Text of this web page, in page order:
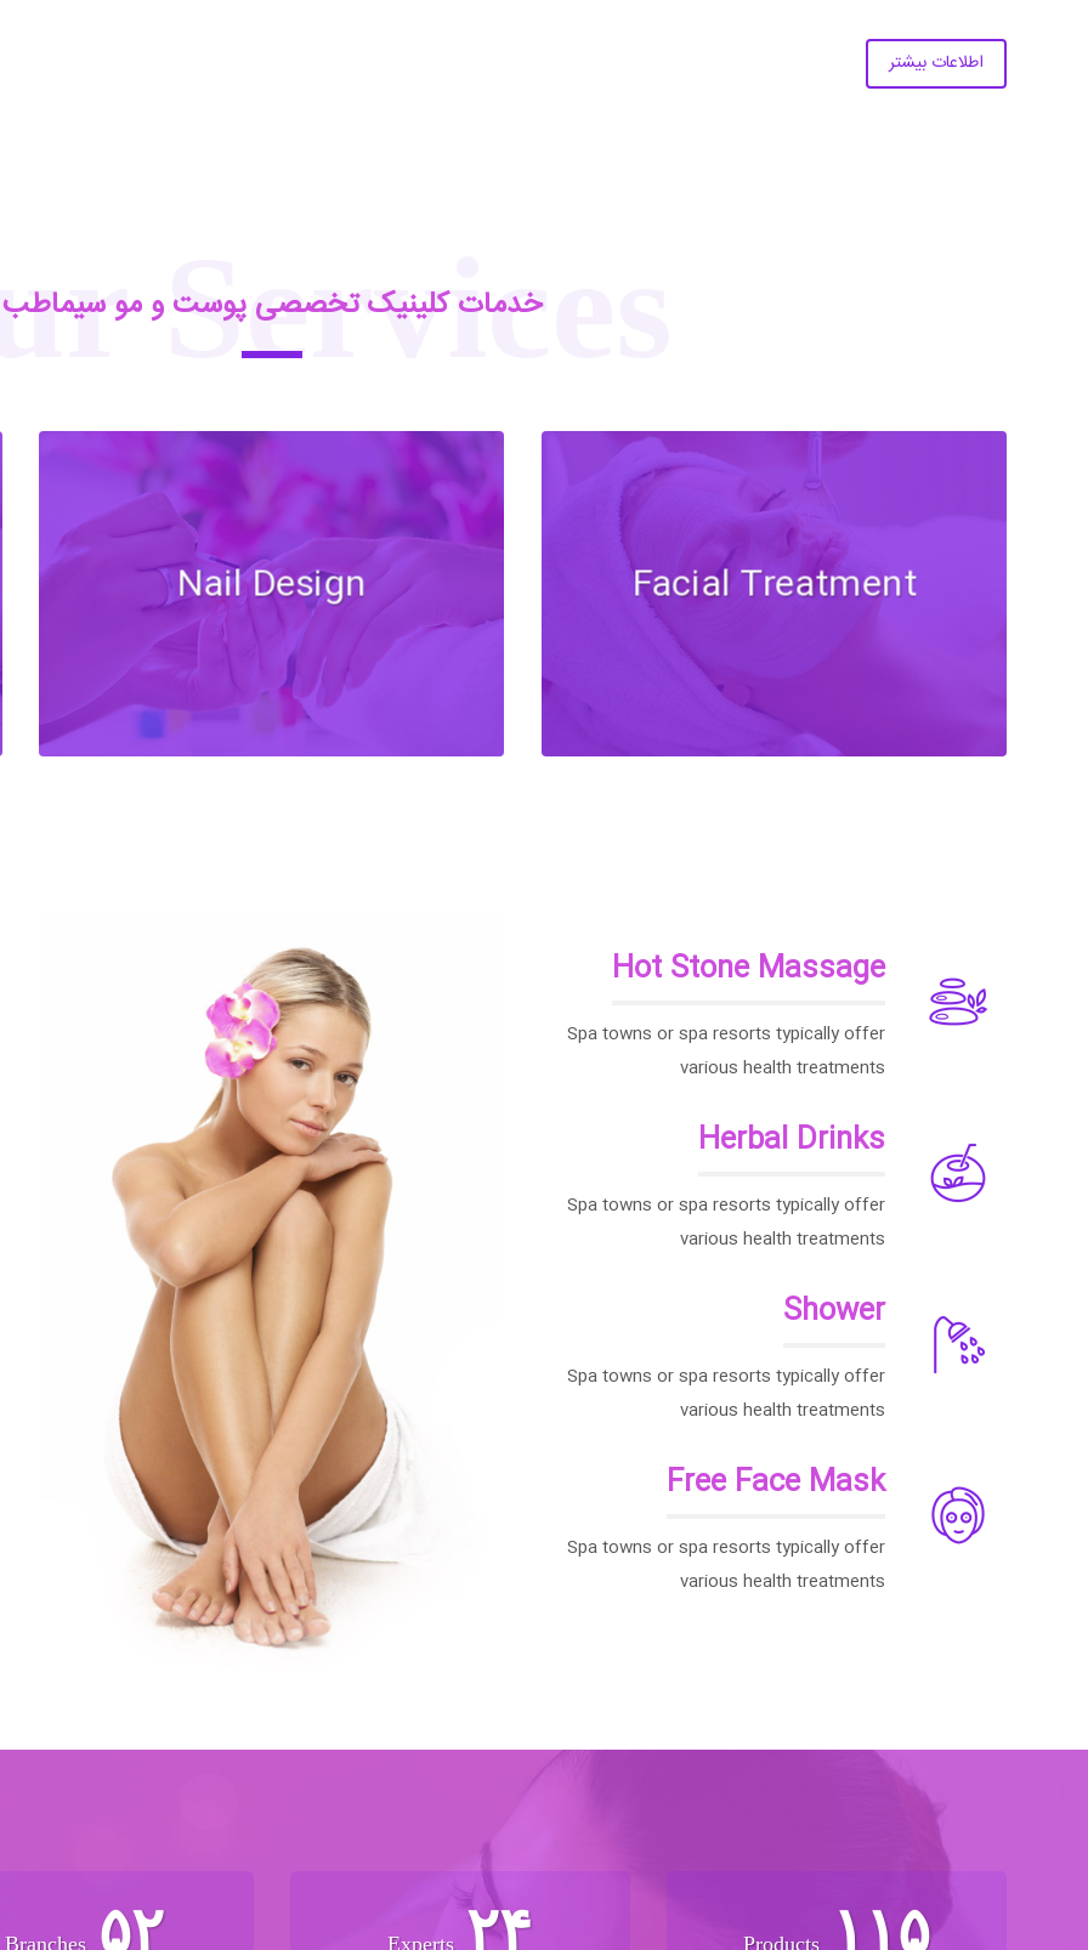
اطلاعات بیشتر
Services
خدمات کلینیک تخصصی پوست و مو سیماطب
Nail Design Facial Treatment
Hot Stone Massage
Spa towns or spa resorts typically offer
various health treatments
Herbal Drinks
Spa towns or spa resorts typically offer
various health treatments
Shower
Spa towns or spa resorts typically offer
various health treatments
Free Face Mask
Spa towns or spa resorts typically offer
various health treatments
۵۲ Branches ۲۴ Experts ۱۱۵ Products